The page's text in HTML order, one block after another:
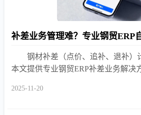
钢材补差（点价、追补、退补）
本文提供专业钢贸ERP补差业务解决
核算的低效与风险。
2025-11-20